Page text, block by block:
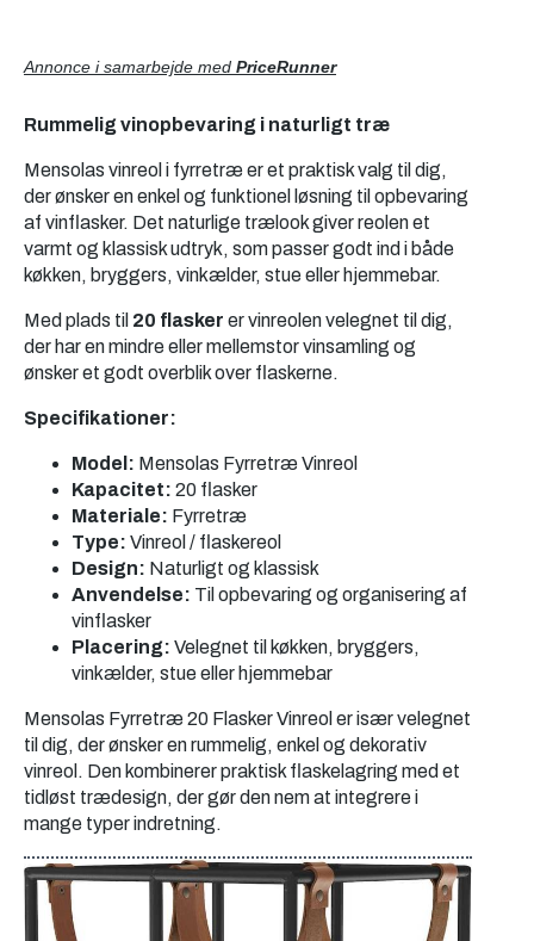
Annonce i samarbejde med PriceRunner
Rummelig vinopbevaring i naturligt træ
Mensolas vinreol i fyrretræ er et praktisk valg til dig,
der ønsker en enkel og funktionel løsning til opbevaring
af vinflasker. Det naturlige trælook giver reolen et
varmt og klassisk udtryk, som passer godt ind i både
køkken, bryggers, vinkælder, stue eller hjemmebar.
Med plads til 20 flasker er vinreolen velegnet til dig,
der har en mindre eller mellemstor vinsamling og
ønsker et godt overblik over flaskerne.
Specifikationer:
Model: Mensolas Fyrretræ Vinreol
Kapacitet: 20 flasker
Materiale: Fyrretræ
Type: Vinreol / flaskereol
Design: Naturligt og klassisk
Anvendelse: Til opbevaring og organisering af
vinflasker
Placering: Velegnet til køkken, bryggers,
vinkælder, stue eller hjemmebar
Mensolas Fyrretræ 20 Flasker Vinreol er især velegnet
til dig, der ønsker en rummelig, enkel og dekorativ
vinreol. Den kombinerer praktisk flaskelagring med et
tidløst trædesign, der gør den nem at integrere i
mange typer indretning.